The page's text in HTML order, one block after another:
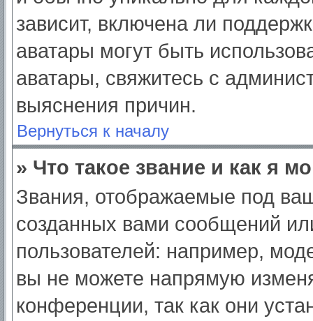
зависит, включена ли
аватары могут быть
аватары, свяжитесь с
выяснения причин.
Вернуться к началу
» Что такое звание и как я
Звания, отображаемые под
созданных вами сообщений
пользователей: например,
вы не можете напрямую
конференции, так как они